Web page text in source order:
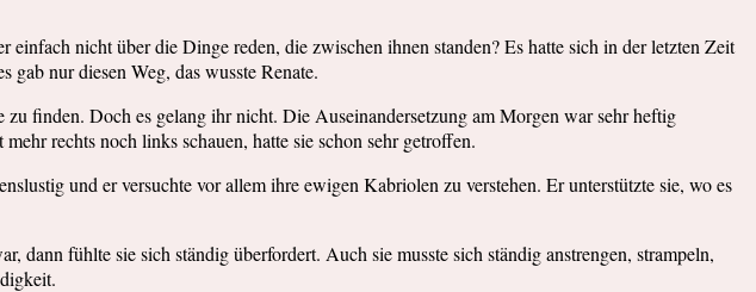
nicht über die Dinge reden, die zwischen ihnen standen? Es hatte sich in der letzten Zeit
nur diesen Weg, das wusste Renate.
finden. Doch es gelang ihr nicht. Die Auseinandersetzung am Morgen war sehr heftig
rechts noch links schauen, hatte sie schon sehr getroffen.
und er versuchte vor allem ihre ewigen Kabriolen zu verstehen. Er unterstützte sie, wo es
dann fühlte sie sich ständig überfordert. Auch sie musste sich ständig anstrengen, strampeln,